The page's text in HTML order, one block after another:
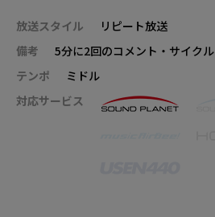
放送スタイル
リピート放送
備考
5分に2回のコメント・サイクル
テンポ
ミドル
対応サービス